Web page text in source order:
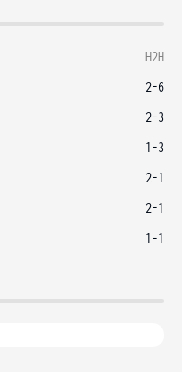
H2H
2-6
2-3
1-3
2-1
2-1
1-1